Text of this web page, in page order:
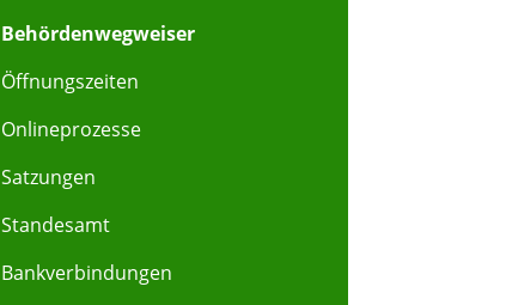
Behördenwegweiser
Öffnungszeiten
Onlineprozesse
Satzungen
Standesamt
Bankverbindungen